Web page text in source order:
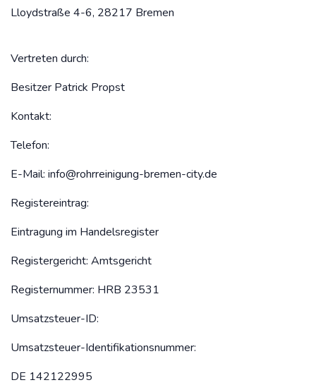
Lloydstraße 4-6, 28217 Bremen
Vertreten durch:
Besitzer Patrick Propst
Kontakt:
Telefon:
E-Mail: info@rohrreinigung-bremen-city.de
Registereintrag:
Eintragung im Handelsregister
Registergericht: Amtsgericht
Registernummer: HRB 23531
Umsatzsteuer-ID:
Umsatzsteuer-Identifikationsnummer:
DE 142122995